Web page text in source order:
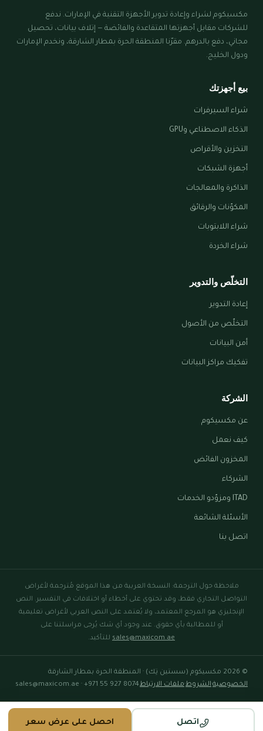
مكسيكوم لشراء وإعادة تدوير الأجهزة التقنية في الإمارات. ندفع
للشركات مقابل أجهزتها المتقاعدة والفائضة — إتلاف بيانات، تحصيل
مجاني، دفع بالدرهم. مقرّنا المنطقة الحرة بمطار الشارقة، ونخدم الإمارات
ودول الخليج.
بيع أجهزتك
شراء السيرفرات
الذكاء الاصطناعي وGPU
التخزين والأقراص
أجهزة الشبكات
الذاكرة والمعالجات
المكوّنات والرقائق
شراء اللابتوبات
شراء الخردة
التخلّص والتدوير
إعادة التدوير
التخلّص من الأصول
أمن البيانات
تفكيك مراكز البيانات
الشركة
عن مكسيكوم
كيف نعمل
المخزون الفائض
الشركاء
ITAD ومزوّدو الخدمات
الأسئلة الشائعة
اتصل بنا
ملاحظة حول الترجمة: النسخة العربية من هذا الموقع مُترجمة لأغراض
التواصل التجاري فقط، وقد تحتوي على أخطاء أو اختلافات في التفسير. النص
الإنجليزي هو المرجع المعتمد، ولا يُعتمد على النص العربي لأغراض تعليمية
أو للمطالبة بأي حقوق. عند وجود أي شك يُرجى مراسلتنا على
sales@maxicom.ae للتأكيد.
© 2026 مكسيكوم (سستين تِك) · المنطقة الحرة بمطار الشارقة
الخصوصية·الشروط·ملفات الارتباط sales@maxicom.ae · +971 55 927 8074
اتصل احصل على عرض سعر